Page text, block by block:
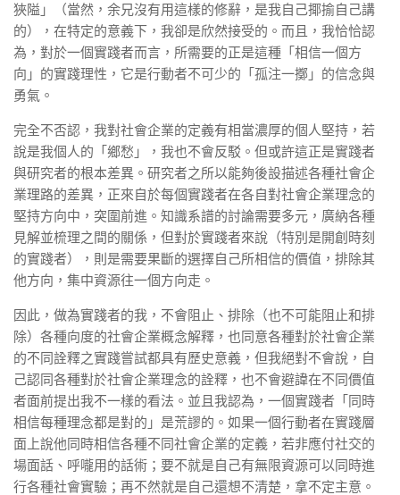
狹隘」（當然，余兄沒有用這樣的修辭，是我自己揶揄自己講
的），在特定的意義下，我卻是欣然接受的。而且，我恰恰認
為，對於一個實踐者而言，所需要的正是這種「相信一個方
向」的實踐理性，它是行動者不可少的「孤注一擲」的信念與
勇氣。
完全不否認，我對社會企業的定義有相當濃厚的個人堅持，若
說是我個人的「鄉愁」，我也不會反駁。但或許這正是實踐者
與研究者的根本差異。研究者之所以能夠後設描述各種社會企
業理路的差異，正來自於每個實踐者在各自對社會企業理念的
堅持方向中，突圍前進。知識系譜的討論需要多元，廣納各種
見解並梳理之間的關係，但對於實踐者來說（特別是開創時刻
的實踐者），則是需要果斷的選擇自己所相信的價值，排除其
他方向，集中資源往一個方向走。
因此，做為實踐者的我，不會阻止、排除（也不可能阻止和排
除）各種向度的社會企業概念解釋，也同意各種對於社會企業
的不同詮釋之實踐嘗試都具有歷史意義，但我絕對不會說，自
己認同各種對於社會企業理念的詮釋，也不會避諱在不同價值
者面前提出我不一樣的看法。並且我認為，一個實踐者「同時
相信每種理念都是對的」是荒謬的。如果一個行動者在實踐層
面上說他同時相信各種不同社會企業的定義，若非應付社交的
場面話、呼嚨用的話術；要不就是自己有無限資源可以同時進
行各種社會實驗；再不然就是自己還想不清楚，拿不定主意。